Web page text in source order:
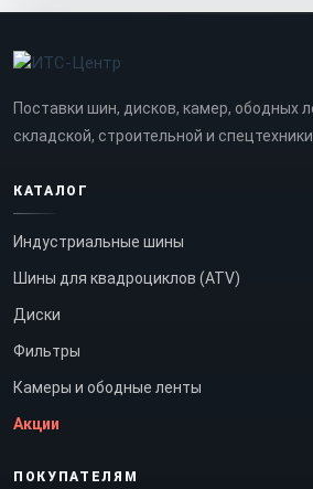
Поставки шин, дисков, камер, ободных
складской, строительной и спецтехники.
КАТАЛОГ
Индустриальные шины
Шины для квадроциклов (ATV)
Диски
Фильтры
Камеры и ободные ленты
Акции
ПОКУПАТЕЛЯМ